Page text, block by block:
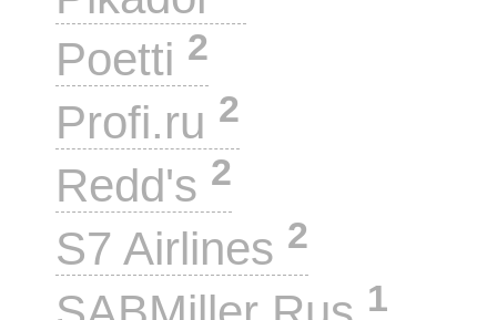
Poetti 2
Profi.ru 2
Redd's 2
S7 Airlines 2
1